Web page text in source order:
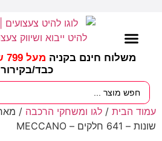
משלוח חינם בקניה מעל 799 ש"ח
כבד/בקירור
עמוד הבית / לגו ומשחקי הרכבה
שונות – 641 חלקים – MECCANO